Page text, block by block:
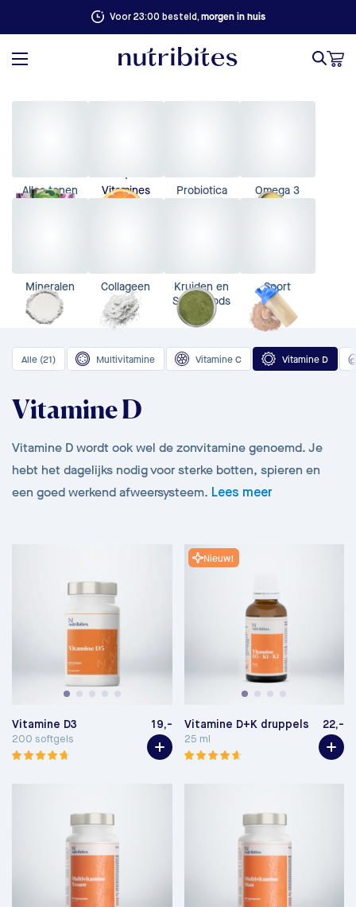
Voor 23:00 besteld, morgen in huis
Alles tonen Vitamines Probiotica Omega 3
Mineralen Collageen
Kruiden en
Superfoods
Sport
Alle (21) Multivitamine Vitamine C Vitamine D
Vitamine D
Vitamine D wordt ook wel de zonvitamine genoemd. Je
hebt het dagelijks nodig voor sterke botten, spieren en
een goed werkend afweersysteem. Lees meer
Vitamine D3 19,-
200 softgels
Nieuw!
Vitamine D+K druppels 22,-
25 ml